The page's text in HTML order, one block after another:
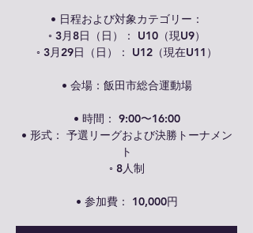
• 日程および対象カテゴリー：
◦ 3月8日（日）： U10（現U9）
◦ 3月29日（日）： U12（現在U11）
• 会場：飯田市総合運動場
• 時間： 9:00〜16:00
• 形式： 予選リーグおよび決勝トーナメン
ト
◦ 8人制
• 参加費： 10,000円